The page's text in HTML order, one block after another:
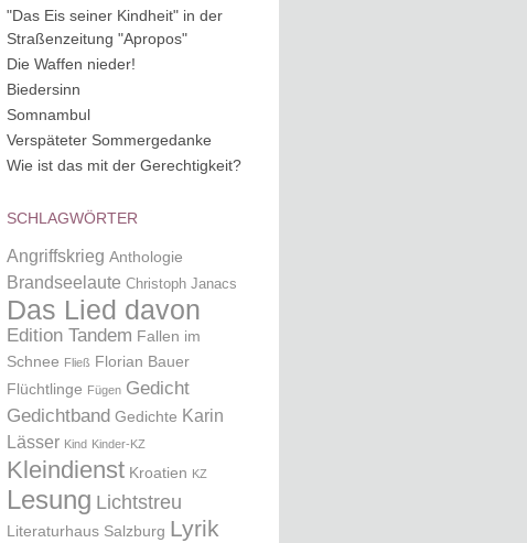
"Das Eis seiner Kindheit" in der
Straßenzeitung "Apropos"
Die Waffen nieder!
Biedersinn
Somnambul
Verspäteter Sommergedanke
Wie ist das mit der Gerechtigkeit?
SCHLAGWÖRTER
Angriffskrieg Anthologie
Brandseelaute Christoph Janacs
Das Lied davon
Edition Tandem Fallen im
Schnee Fließ Florian Bauer
Flüchtlinge Fügen Gedicht
Gedichtband Gedichte Karin
Lässer Kind Kinder-KZ
Kleindienst Kroatien KZ
Lesung Lichtstreu
Literaturhaus Salzburg Lyrik